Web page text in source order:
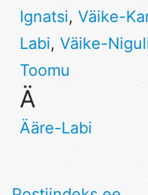
Ignatsi, Väike-
Labi, Väike-
Toomu
Ä
Ääre-Labi